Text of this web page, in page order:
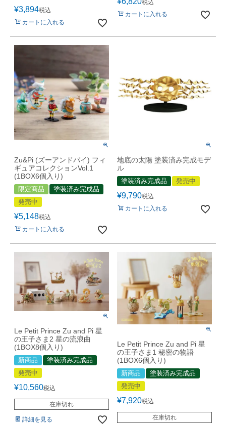
¥3,894税込
カートに入れる
税込
カートに入れる
Zu&Pi (ズーアンドパイ) フィ
ギュアコレクションVol.1
(1BOX6個入り)
限定商品
塗装済み完成品
発売中
¥5,148税込
カートに入れる
地底の太陽 塗装済み完成モデ
ル
塗装済み完成品 発売中
¥9,790税込
カートに入れる
Le Petit Prince Zu and Pi 星
の王子さま2 星の流浪曲
(1BOX8個入り)
新商品
塗装済み完成品
発売中
¥10,560税込
在庫切れ
詳細を見る
Le Petit Prince Zu and Pi 星
の王子さま1 秘密の物語
(1BOX6個入り)
新商品
塗装済み完成品
発売中
¥7,920税込
在庫切れ